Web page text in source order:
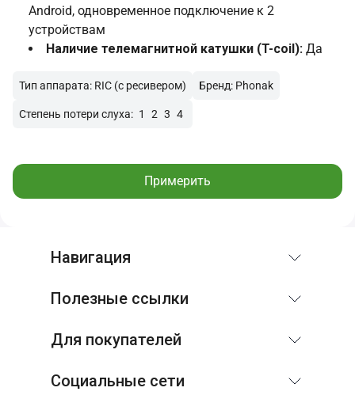
Android, одновременное подключение к 2
устройствам
Наличие телемагнитной катушки (T-coil): Да
Тип аппарата: RIC (с ресивером) Бренд: Phonak
Степень потери слуха: 1 2 3 4
Примерить
Навигация
Полезные ссылки
Для покупателей
Социальные сети